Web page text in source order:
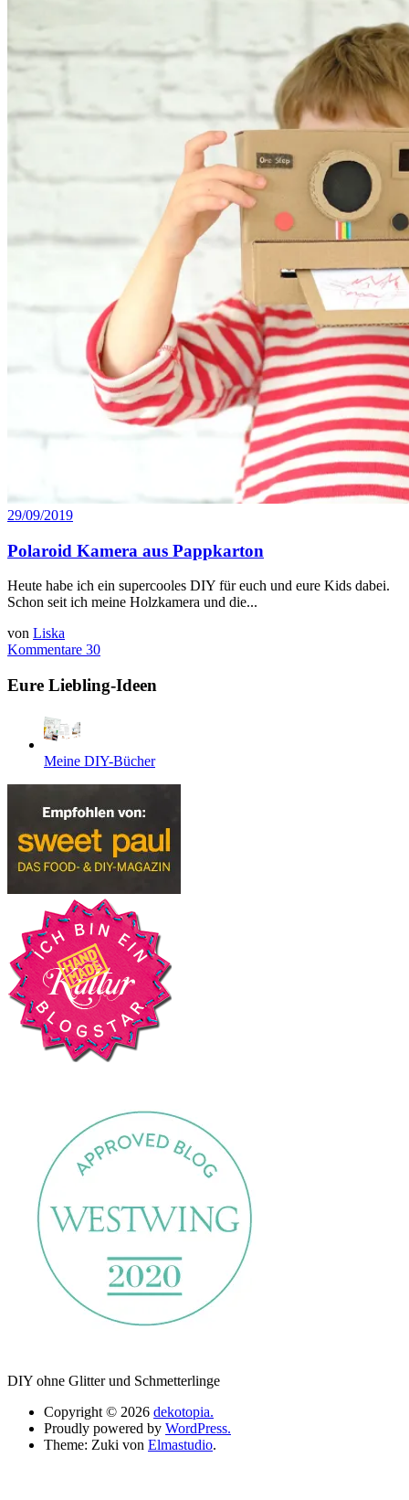
29/09/2019
Polaroid Kamera aus Pappkarton
Heute habe ich ein supercooles DIY für euch und eure Kids dabei.
Schon seit ich meine Holzkamera und die...
von Liska
Kommentare 30
Eure Liebling-Ideen
Meine DIY-Bücher
DIY ohne Glitter und Schmetterlinge
Copyright © 2026 dekotopia.
Proudly powered by WordPress.
Theme: Zuki von Elmastudio.